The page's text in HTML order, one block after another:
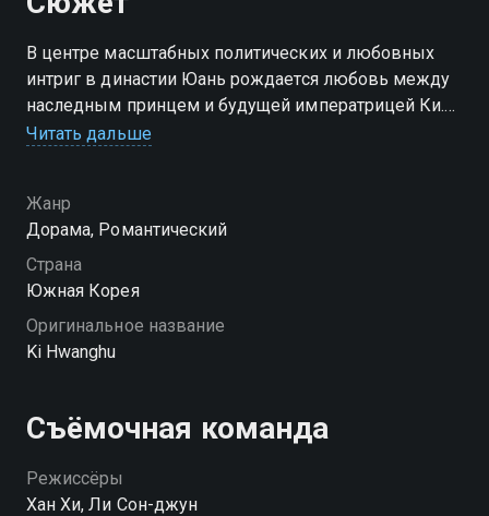
В центре масштабных политических и любовных
интриг в династии Юань рождается любовь между
наследным принцем и будущей императрицей Ки.
Бедная кореянка взойдёт на престол
Читать дальше
Жанр
Дорама, Романтический
Страна
Южная Корея
Оригинальное название
Ki Hwanghu
Съёмочная команда
Режиссёры
Хан Хи, Ли Сон-джун